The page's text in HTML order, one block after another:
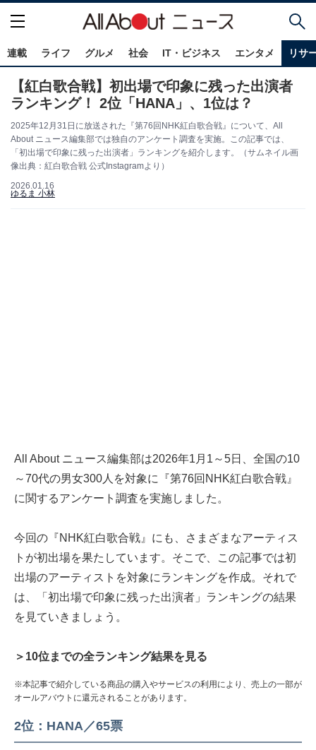
連載 ライフ グルメ 社会 IT・ビジネス エンタメ リサ
【紅白歌合戦】初出場で印象に残った出演者
ランキング！ 2位「HANA」、1位は？
2025年12月31日に放送された『第76回NHK紅白歌合戦』について、All
About ニュース編集部では独自のアンケート調査を実施。この記事では、
「初出場で印象に残った出演者」ランキングを紹介します。（サムネイル画
像出典：紅白歌合戦 公式Instagramより）
2026.01.16
ゆるま 小林
All About ニュース編集部は2026年1月1～5日、全国の10
～70代の男女300人を対象に『第76回NHK紅白歌合戦』
に関するアンケート調査を実施しました。
今回の『NHK紅白歌合戦』にも、さまざまなアーティス
トが初出場を果たしています。そこで、この記事では初
出場のアーティストを対象にランキングを作成。それで
は、「初出場で印象に残った出演者」ランキングの結果
を見ていきましょう。
＞10位までの全ランキング結果を見る
※本記事で紹介している商品の購入やサービスの利用により、売上の一部が
オールアバウトに還元されることがあります。
2位：HANA／65票